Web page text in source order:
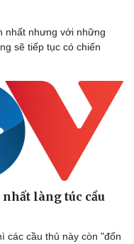
nhất nhưng với những
sẽ tiếp tục có chiến
làng túc cầu
các cầu thủ này còn "đốn